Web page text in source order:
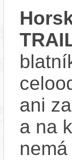
ani
a na